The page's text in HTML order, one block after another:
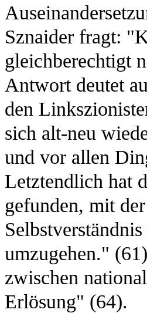
Sznaider fragt:
gleichberechtigt
Antwort deutet
den
sich alt-neu
und vor allen
Letztendlich hat
gefunden, mit
umzugehen."
zwischen
Erlösung" (64).